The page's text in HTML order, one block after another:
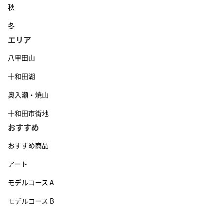
秋
冬
エリア
八甲田山
十和田湖
奥入瀬・焼山
十和田市街地
おすすめ
おすすめ商品
アート
モデルコース A
モデルコース B